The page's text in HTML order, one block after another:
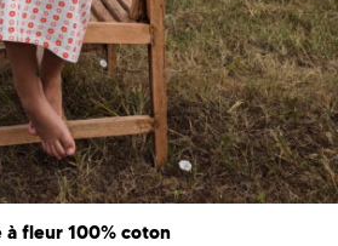
à fleur 100% coton